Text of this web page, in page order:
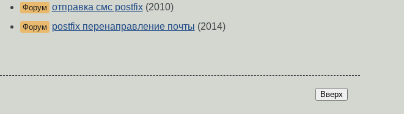
Форум отправка смс postfix(2010)
Форум postfix перенаправление почты (2014)
Вверх